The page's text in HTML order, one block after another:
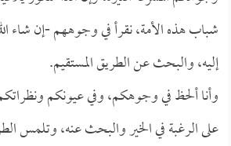
شباب هذه الأمة، نقرأ في وجوههم -إن شاء
إليه، والبحث عن الطريق المستقيم.
وأنا ألحظ في وجوهكم، وفي عيونكم
على الرغبة في الخير والبحث عنه، وتلمس